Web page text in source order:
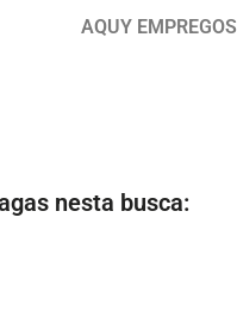
AQUY EMPREGOS
nesta busca: